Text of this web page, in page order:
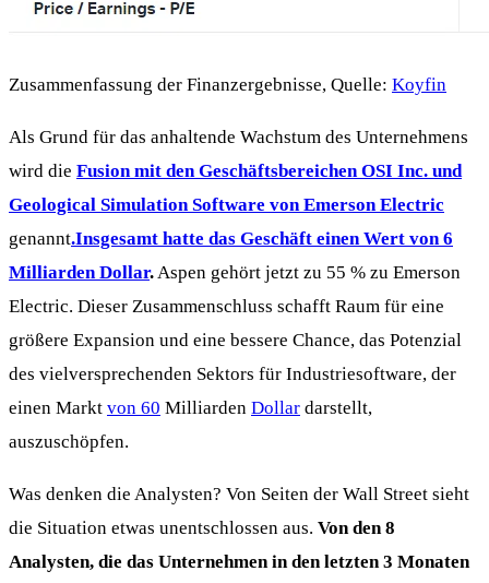
Zusammenfassung der Finanzergebnisse, Quelle: Koyfin
Als Grund für das anhaltende Wachstum des Unternehmens
wird die Fusion mit den Geschäftsbereichen OSI Inc. und
Geological Simulation Software von Emerson Electric
genannt.Insgesamt hatte das Geschäft einen Wert von 6
Milliarden Dollar.Aspen gehört jetzt zu 55 % zu Emerson
Electric. Dieser Zusammenschluss schafft Raum für eine
größere Expansion und eine bessere Chance, das Potenzial
des vielversprechenden Sektors für Industriesoftware, der
einen Markt von 60 Milliarden Dollar darstellt,
auszuschöpfen.
Was denken die Analysten? Von Seiten der Wall Street sieht
die Situation etwas unentschlossen aus. Von den 8
Analysten, die das Unternehmen in den letzten 3 Monaten